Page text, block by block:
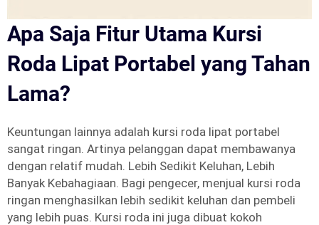
Apa Saja Fitur Utama Kursi
Roda Lipat Portabel yang Tahan
Lama?
Keuntungan lainnya adalah kursi roda lipat portabel
sangat ringan. Artinya pelanggan dapat membawanya
dengan relatif mudah. Lebih Sedikit Keluhan, Lebih
Banyak Kebahagiaan. Bagi pengecer, menjual kursi roda
ringan menghasilkan lebih sedikit keluhan dan pembeli
yang lebih puas. Kursi roda ini juga dibuat kokoh